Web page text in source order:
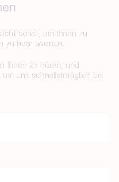
bereit, um Ihnen zu
zu beantworten.
Ihnen zu hören, und
uns schnellstmöglich bei